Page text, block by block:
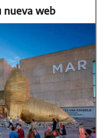
nueva web